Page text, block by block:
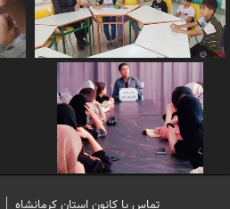
تماس با کانون استان کرمانشاه